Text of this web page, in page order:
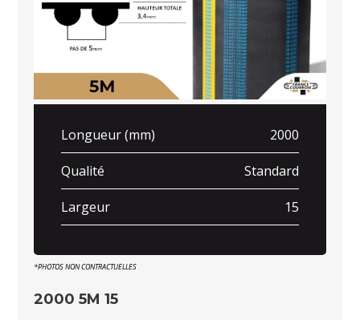
Longueur (mm) 2000
Qualité Standard
Largeur 15
*PHOTOS NON CONTRACTUELLES
2000 5M 15